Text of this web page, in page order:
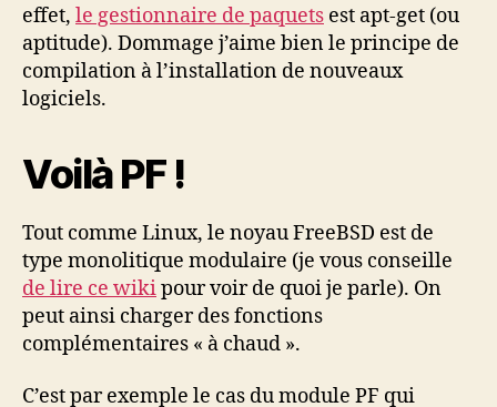
effet, le gestionnaire de paquets est apt-get (ou
aptitude). Dommage j’aime bien le principe de
compilation à l’installation de nouveaux
logiciels.
Voilà PF !
Tout comme Linux, le noyau FreeBSD est de
type monolitique modulaire (je vous conseille
de lire ce wikipour voir de quoi je parle). On
peut ainsi charger des fonctions
complémentaires « à chaud ».
C’est par exemple le cas du module PF qui